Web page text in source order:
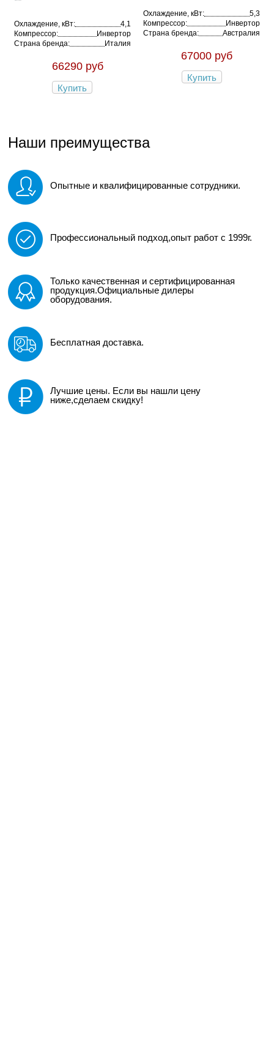
Охлаждение, кВт:
4,1
Компрессор:
Инвертор
Страна бренда:
Италия
66290 руб
Купить
Охлаждение, кВт:
5,3
Компрессор:
Инвертор
Страна бренда:
Австралия
67000 руб
Купить
Наши преимущества
Опытные и квалифицированные сотрудники.
Профессиональный подход,опыт работ с 1999г.
Только качественная и сертифицированная
продукция.Официальные дилеры
оборудования.
Бесплатная доставка.
Лучшие цены. Если вы нашли цену
ниже,сделаем скидку!